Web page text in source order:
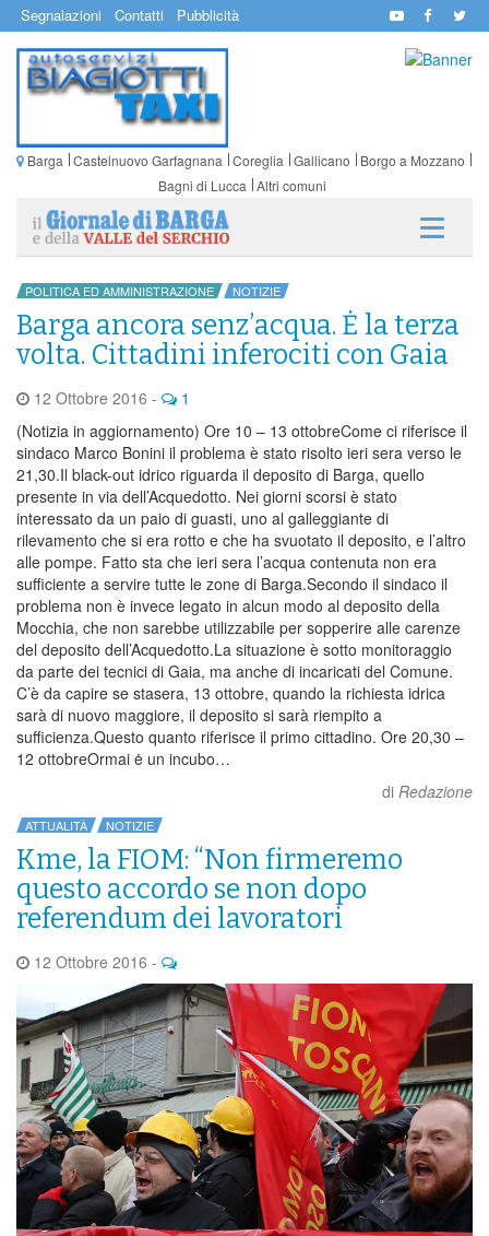
Segnalazioni Contatti Pubblicità
Barga Castelnuovo Garfagnana Coreglia Gallicano
Borgo a Mozzano
Bagni di Lucca Altri comuni
POLITICA ED AMMINISTRAZIONE NOTIZIE
Barga ancora senz’acqua. Ė la terza
volta. Cittadini inferociti con Gaia
12 Ottobre 2016 -
1
(Notizia in aggiornamento) Ore 10 – 13 ottobreCome ci riferisce il
sindaco Marco Bonini il problema è stato risolto ieri sera verso le
21,30.Il black-out idrico riguarda il deposito di Barga, quello
presente in via dell’Acquedotto. Nei giorni scorsi è stato
interessato da un paio di guasti, uno al galleggiante di
rilevamento che si era rotto e che ha svuotato il deposito, e l’altro
alle pompe. Fatto sta che ieri sera l’acqua contenuta non era
sufficiente a servire tutte le zone di Barga.Secondo il sindaco il
problema non è invece legato in alcun modo al deposito della
Mocchia, che non sarebbe utilizzabile per sopperire alle carenze
del deposito dell’Acquedotto.La situazione è sotto monitoraggio
da parte dei tecnici di Gaia, ma anche di incaricati del Comune.
C’è da capire se stasera, 13 ottobre, quando la richiesta idrica
sarà di nuovo maggiore, il deposito si sarà riempito a
sufficienza.Questo quanto riferisce il primo cittadino. Ore 20,30 –
12 ottobreOrmai ė un incubo…
di Redazione
ATTUALITÀ NOTIZIE
Kme, la FIOM: “Non firmeremo
questo accordo se non dopo
referendum dei lavoratori
12 Ottobre 2016 -